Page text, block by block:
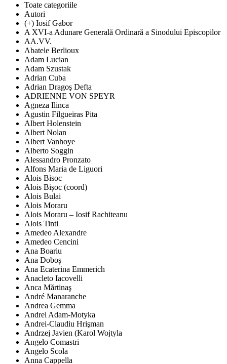
Toate categoriile
Autori
(+) Iosif Gabor
A XVI-a Adunare Generală Ordinară a Sinodului Episcopilor
AA.VV.
Abatele Berlioux
Adam Lucian
Adam Szustak
Adrian Cuba
Adrian Dragoş Defta
ADRIENNE VON SPEYR
Agneza Ilinca
Agustin Filgueiras Pita
Albert Holenstein
Albert Nolan
Albert Vanhoye
Alberto Soggin
Alessandro Pronzato
Alfons Maria de Liguori
Alois Bisoc
Alois Bișoc (coord)
Alois Bulai
Alois Moraru
Alois Moraru – Iosif Rachiteanu
Alois Tinti
Amedeo Alexandre
Amedeo Cencini
Ana Boariu
Ana Doboș
Ana Ecaterina Emmerich
Anacleto Iacovelli
Anca Mărtinaş
André Manaranche
Andrea Gemma
Andrei Adam-Motyka
Andrei-Claudiu Hrişman
Andrzej Javien (Karol Wojtyla
Angelo Comastri
Angelo Scola
Anna Cappella